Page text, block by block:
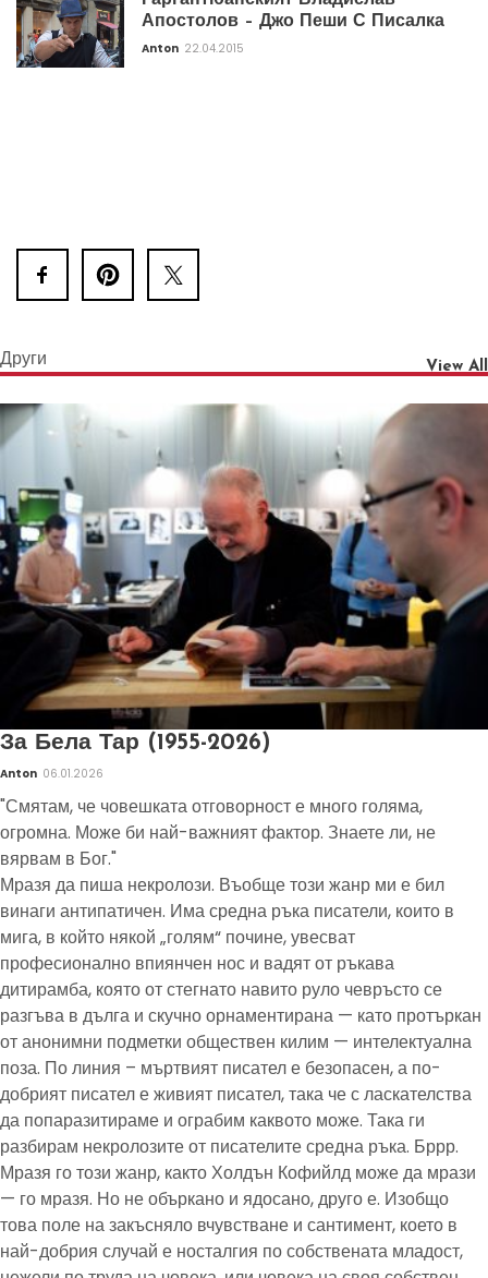
Апостолов – Джо Пеши С Писалка
Anton 22.04.2015
Други View All
За Бела Тар (1955-2026)
Anton 06.01.2026
"Смятам, че човешката отговорност е много голяма,
огромна. Може би най-важният фактор. Знаете ли, не
вярвам в Бог."
Мразя да пиша некролози. Въобще този жанр ми е бил
винаги антипатичен. Има средна ръка писатели, които в
мига, в който някой „голям“ почине, увесват
професионално впиянчен нос и вадят от ръкава
дитирамба, която от стегнато навито руло чевръсто се
разгъва в дълга и скучно орнаментирана — като протъркан
от анонимни подметки обществен килим — интелектуална
поза. По линия – мъртвият писател е безопасен, а по-
добрият писател е живият писател, така че с ласкателства
да попаразитираме и ограбим каквото може. Така ги
разбирам некролозите от писателите средна ръка. Бррр.
Мразя го този жанр, както Холдън Кофийлд може да мрази
— го мразя. Но не объркано и ядосано, друго е. Изобщо
това поле на закъсняло вчувстване и сантимент, което в
най-добрия случай е носталгия по собствената младост,